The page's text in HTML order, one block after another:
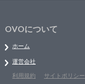
OVOについて
ホーム
運営会社
利用規約
サイトポリシー